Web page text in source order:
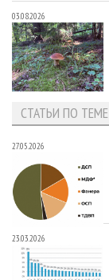
03.08.2026
СТАТЬИ ПО ТЕМЕ
27.05.2026
23.03.2026